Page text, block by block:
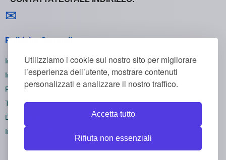
Utilizziamo i cookie sul nostro sito per migliorare
l’esperienza dell’utente, mostrare contenuti
personalizzati e analizzare il nostro traffico.
Accetta tutto
Rifiuta non essenziali
✉
Politiche Generali
Informativa sulla Privacy
Informativa sui Cookie
Politica di Rimborso
Termini e Condizioni
Disiscriversi
Impostazioni dei cookie